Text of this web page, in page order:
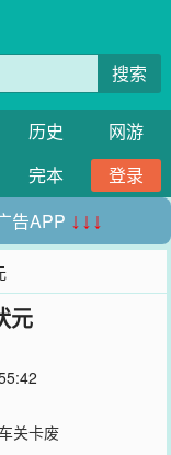
搜索
历史
网游
完本
登录
告APP ↓↓↓
元
关卡废